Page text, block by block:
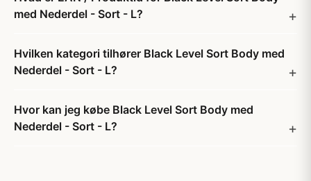
med Nederdel - Sort - L?
Hvilken kategori tilhører Black Level Sort Body med
Nederdel - Sort - L?
Hvor kan jeg købe Black Level Sort Body med
Nederdel - Sort - L?